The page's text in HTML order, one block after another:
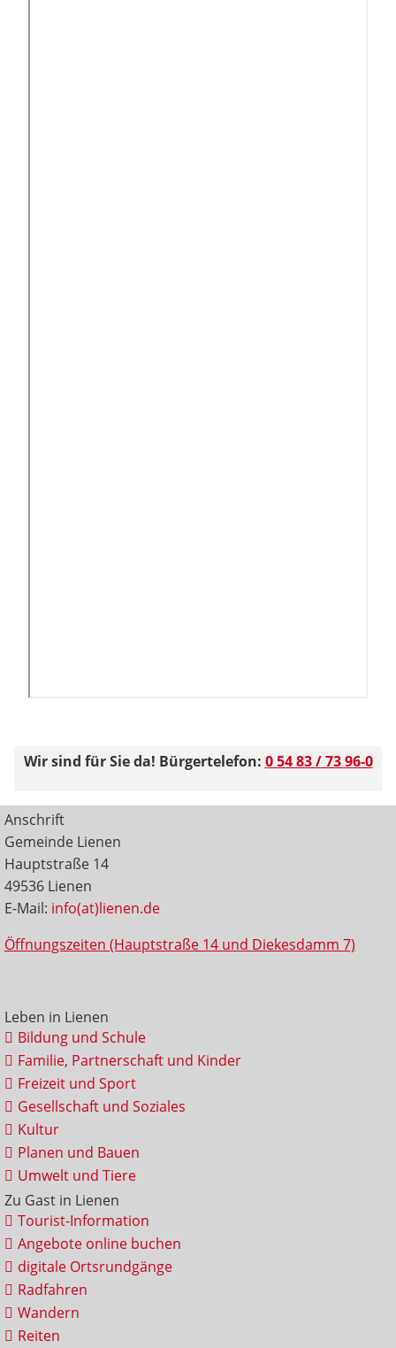
Wir sind für Sie da! Bürgertelefon: 0 54 83 / 73 96-0
Anschrift
Gemeinde Lienen
Hauptstraße 14
49536 Lienen
E-Mail: info(at)lienen.de
Öffnungszeiten (Hauptstraße 14 und Diekesdamm 7)
Leben in Lienen
Bildung und Schule
Familie, Partnerschaft und Kinder
Freizeit und Sport
Gesellschaft und Soziales
Kultur
Planen und Bauen
Umwelt und Tiere
Zu Gast in Lienen
Tourist-Information
Angebote online buchen
digitale Ortsrundgänge
Radfahren
Wandern
Reiten